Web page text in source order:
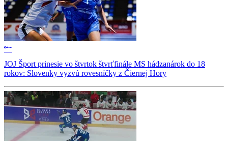
JOJ Šport prinesie vo štvrtok štvrťfinále MS hádzanárok do 18
rokov: Slovenky vyzvú rovesníčky z Čiernej Hory